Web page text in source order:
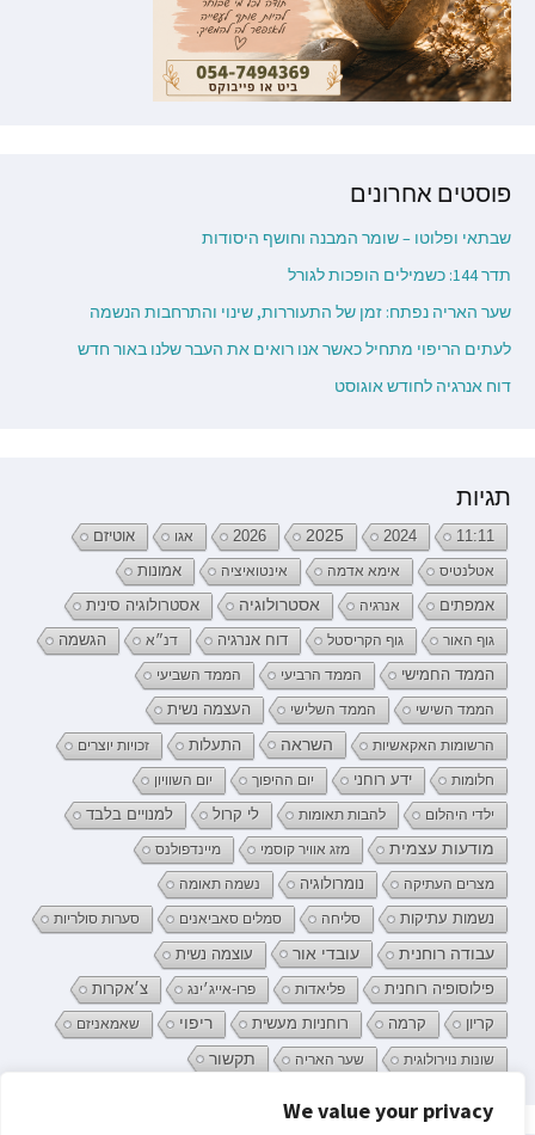
We value your privacy
פוסטים אחרונים
שבתאי ופלוטו – שומר המבנה וחושף היסודות
תדר 144: כשמילים הופכות לגורל
שער האריה נפתח: זמן של התעוררות, שינוי והתרחבות הנשמה
לעתים הריפוי מתחיל כאשר אנו רואים את העבר שלנו באור חדש
דוח אנרגיה לחודש אוגוסט
תגיות
11:11
2024
2025
2026 אגו אוטיזם
אטלנטיס אימא אדמה אינטואיציה אמונות
אמפתים אנרגיה אסטרולוגיה אסטרולוגיה סינית
גוף האור גוף הקריסטל דוח אנרגיה דנ״א הגשמה
הממד החמישי הממד הרביעי הממד השביעי
הממד השישי הממד השלישי העצמה נשית
הרשומות האקאשיות השראה התעלות זכויות יוצרים
חלומות ידע רוחני יום ההיפוך יום השוויון
ילדי היהלום להבות תאומות לי קרול למנויים בלבד
מודעות עצמית מזג אוויר קוסמי מיינדפולנס
מצרים העתיקה נומרולוגיה נשמה תאומה
נשמות עתיקות סליחה סמלים סאביאנים סערות סולריות
עבודה רוחנית עובדי אור
עוצמה נשית
פילוסופיה רוחנית
פליאדות פרו-אייג׳ינג צ׳אקרות
קריון קרמה רוחניות מעשית ריפוי שאמאניזם
שונות נוירולוגית שער האריה תקשור